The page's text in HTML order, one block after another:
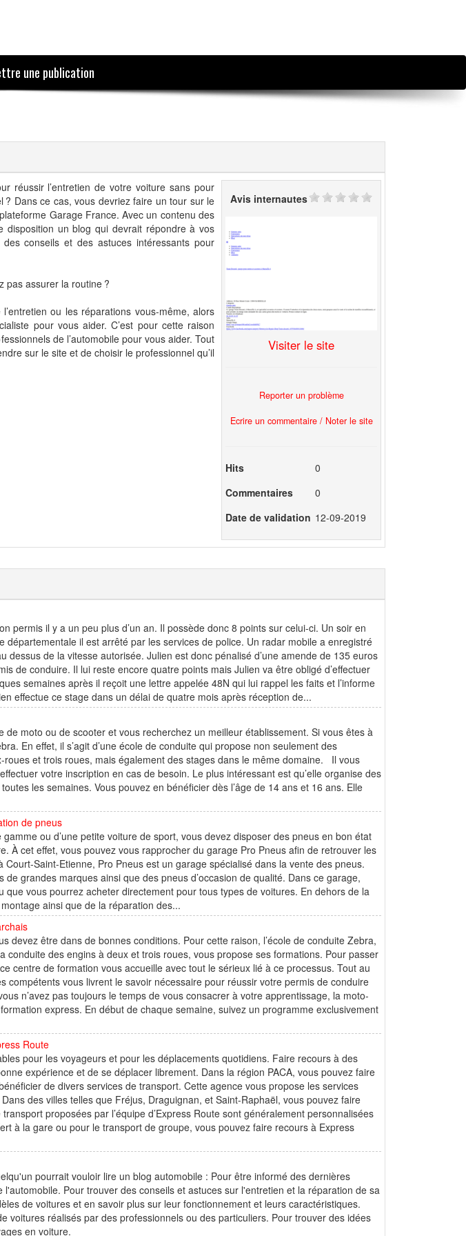
une publication
réussir l’entretien de votre voiture sans pour
Dans ce cas, vous devriez faire un tour sur le
Garage France. Avec un contenu des
disposition un blog qui devrait répondre à vos
conseils et des astuces intéressants pour
pas assurer la routine ?
ou les réparations vous-même, alors
pour vous aider. C’est pour cette raison
de l’automobile pour vous aider. Tout
sur le site et de choisir le professionnel qu’il
Avis internautes
Visiter le site
Reporter un problème
Ecrire un commentaire / Noter le site
Hits
0
Commentaires
0
Date de validation 12-09-2019
permis il y a un peu plus d’un an. Il possède donc 8 points sur celui-ci. Un soir en
départementale il est arrêté par les services de police. Un radar mobile a enregistré
dessus de la vitesse autorisée. Julien est donc pénalisé d’une amende de 135 euros
de conduire. Il lui reste encore quatre points mais Julien va être obligé d’effectuer
semaines après il reçoit une lettre appelée 48N qui lui rappel les faits et l’informe
effectue ce stage dans un délai de quatre mois après réception de...
de moto ou de scooter et vous recherchez un meilleur établissement. Si vous êtes à
En effet, il s’agit d’une école de conduite qui propose non seulement des
et trois roues, mais également des stages dans le même domaine. Il vous
votre inscription en cas de besoin. Le plus intéressant est qu’elle organise des
les semaines. Vous pouvez en bénéficier dès l’âge de 14 ans et 16 ans. Elle
de pneus
ou d’une petite voiture de sport, vous devez disposer des pneus en bon état
À cet effet, vous pouvez vous rapprocher du garage Pro Pneus afin de retrouver les
Saint-Etienne, Pro Pneus est un garage spécialisé dans la vente des pneus.
grandes marques ainsi que des pneus d’occasion de qualité. Dans ce garage,
que vous pourrez acheter directement pour tous types de voitures. En dehors de la
ainsi que de la réparation des...
devez être dans de bonnes conditions. Pour cette raison, l’école de conduite Zebra,
conduite des engins à deux et trois roues, vous propose ses formations. Pour passer
centre de formation vous accueille avec tout le sérieux lié à ce processus. Tout au
compétents vous livrent le savoir nécessaire pour réussir votre permis de conduire
n’avez pas toujours le temps de vous consacrer à votre apprentissage, la moto-
express. En début de chaque semaine, suivez un programme exclusivement
Route
pour les voyageurs et pour les déplacements quotidiens. Faire recours à des
expérience et de se déplacer librement. Dans la région PACA, vous pouvez faire
de divers services de transport. Cette agence vous propose les services
des villes telles que Fréjus, Draguignan, et Saint-Raphaël, vous pouvez faire
proposées par l’équipe d’Express Route sont généralement personnalisées
à la gare ou pour le transport de groupe, vous pouvez faire recours à Express
pourrait vouloir lire un blog automobile : Pour être informé des dernières
Pour trouver des conseils et astuces sur l'entretien et la réparation de sa
de voitures et en savoir plus sur leur fonctionnement et leurs caractéristiques.
voitures réalisés par des professionnels ou des particuliers. Pour trouver des idées
en voiture.